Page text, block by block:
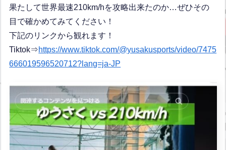
果たして世界最速210km/hを攻略出来たのか…ぜひその
目で確かめてみてください！
下記のリンクから観れます！
Tiktok⇒https://www.tiktok.com/@yusakusports/video/7475
666019596520712?lang=ja-JP